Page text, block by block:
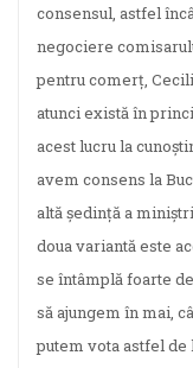
consensul, astfel
negociere
pentru comerţ,
atunci există în
acest lucru la
avem consens la
altă şedinţă a
doua variantă este
se întâmplă foarte
să ajungem în mai,
putem vota astfel de